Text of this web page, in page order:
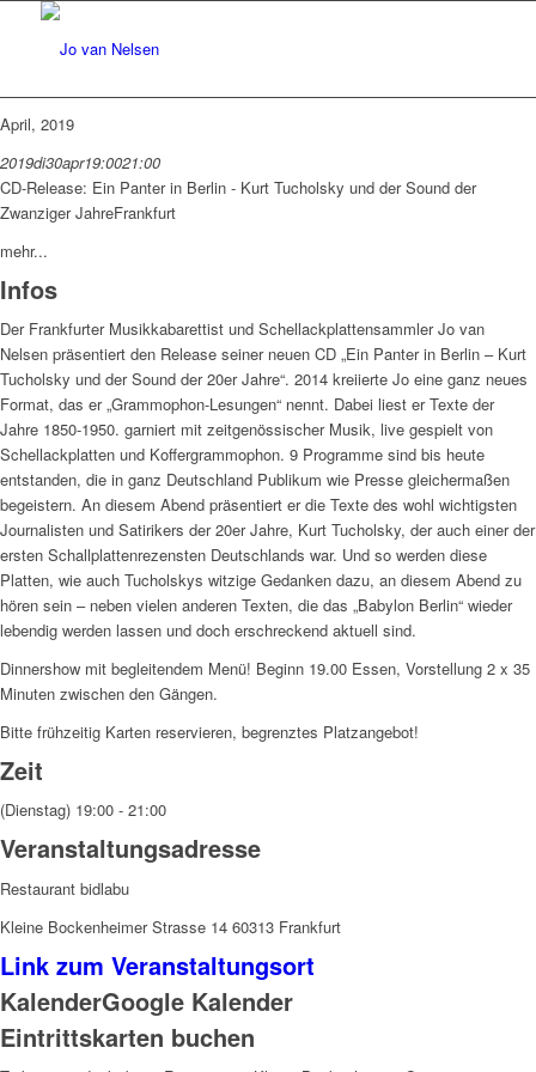
April, 2019
2019di30apr19:0021:00
CD-Release: Ein Panter in Berlin - Kurt Tucholsky und der Sound der
Zwanziger JahreFrankfurt
mehr...
Infos
Der Frankfurter Musikkabarettist und Schellackplattensammler Jo van
Nelsen präsentiert den Release seiner neuen CD „Ein Panter in Berlin – Kurt
Tucholsky und der Sound der 20er Jahre“. 2014 kreiierte Jo eine ganz neues
Format, das er „Grammophon-Lesungen“ nennt. Dabei liest er Texte der
Jahre 1850-1950. garniert mit zeitgenössischer Musik, live gespielt von
Schellackplatten und Koffergrammophon. 9 Programme sind bis heute
entstanden, die in ganz Deutschland Publikum wie Presse gleichermaßen
begeistern. An diesem Abend präsentiert er die Texte des wohl wichtigsten
Journalisten und Satirikers der 20er Jahre, Kurt Tucholsky, der auch einer der
ersten Schallplattenrezensten Deutschlands war. Und so werden diese
Platten, wie auch Tucholskys witzige Gedanken dazu, an diesem Abend zu
hören sein – neben vielen anderen Texten, die das „Babylon Berlin“ wieder
lebendig werden lassen und doch erschreckend aktuell sind.
Dinnershow mit begleitendem Menü! Beginn 19.00 Essen, Vorstellung 2 x 35
Minuten zwischen den Gängen.
Bitte frühzeitig Karten reservieren, begrenztes Platzangebot!
Zeit
(Dienstag) 19:00 - 21:00
Veranstaltungsadresse
Restaurant bidlabu
Kleine Bockenheimer Strasse 14 60313 Frankfurt
Link zum Veranstaltungsort
KalenderGoogle Kalender
Eintrittskarten buchen